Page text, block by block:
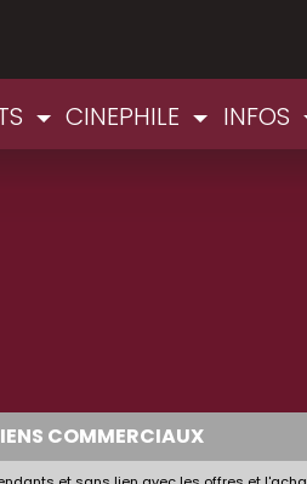
CINEPHILE INFOS
COMMERCIAUX